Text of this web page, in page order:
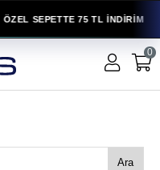
SEPETTE 75 TL İNDİRİM
0
Ara